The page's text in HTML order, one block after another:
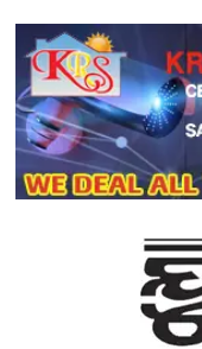
content